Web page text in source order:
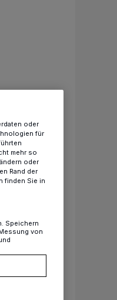
oder
für
mehr so
oder
Rand der
finden Sie in
Speichern
von